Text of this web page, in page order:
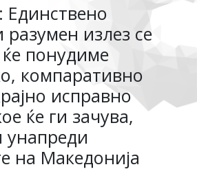
излез се
понудиме
компаративно
исправно
ќе ги зачува,
на Македонија